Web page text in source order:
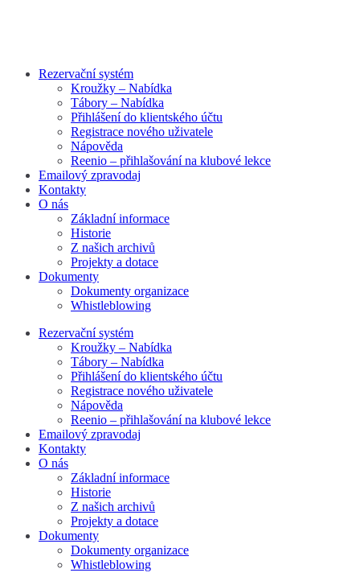
Rezervační systém
Kroužky – Nabídka
Tábory – Nabídka
Přihlášení do klientského účtu
Registrace nového uživatele
Nápověda
Reenio – přihlašování na klubové lekce
Emailový zpravodaj
Kontakty
O nás
Základní informace
Historie
Z našich archivů
Projekty a dotace
Dokumenty
Dokumenty organizace
Whistleblowing
Rezervační systém
Kroužky – Nabídka
Tábory – Nabídka
Přihlášení do klientského účtu
Registrace nového uživatele
Nápověda
Reenio – přihlašování na klubové lekce
Emailový zpravodaj
Kontakty
O nás
Základní informace
Historie
Z našich archivů
Projekty a dotace
Dokumenty
Dokumenty organizace
Whistleblowing